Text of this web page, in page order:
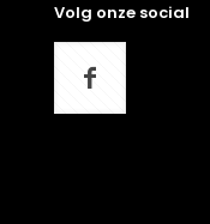
Volg onze social